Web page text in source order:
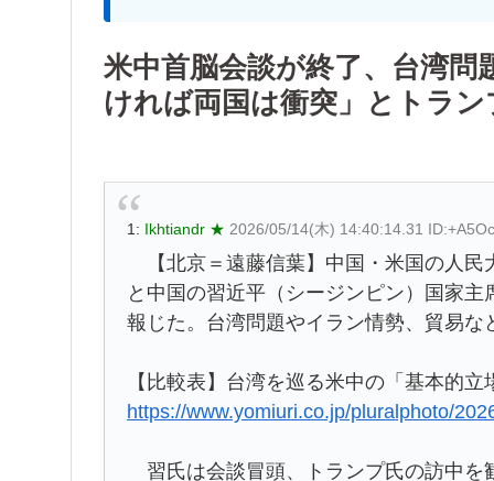
米中首脳会談が終了、台湾
ければ両国は衝突」とトラ
1: Ikhtiandr ★ 2026/05/14(木) 14:40:14.31
【北京＝遠藤信葉】中国・米国の人民
と中国の習近平（シージンピン）国家
報じた。台湾問題やイラン情勢、貿易
【比較表】台湾を巡る米中の「基本的立
https://www.yomiuri.co.jp/pluralphoto/
習氏は会談冒頭、トランプ氏の訪中を